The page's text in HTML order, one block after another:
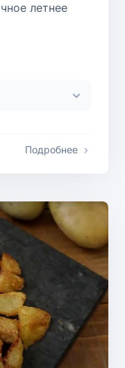
летнее
Подробнее